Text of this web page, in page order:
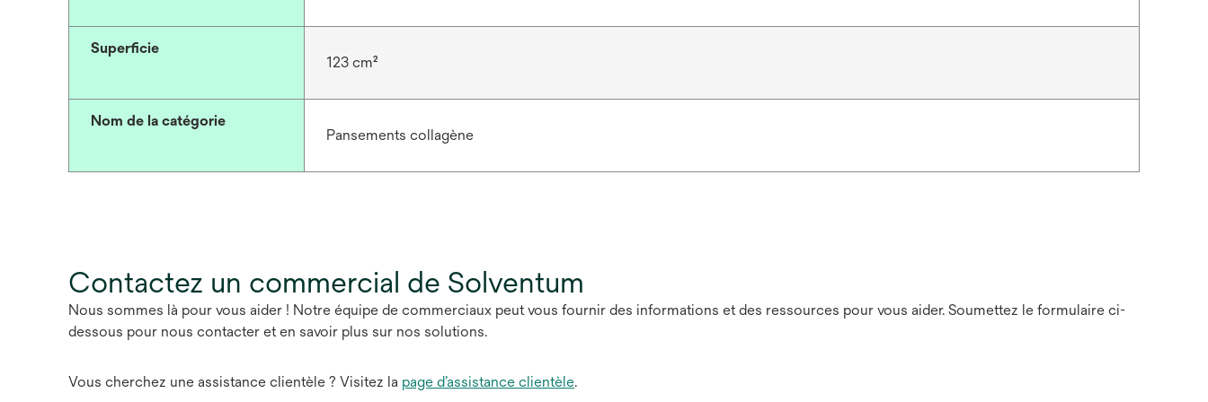
Superficie
123 cm²
Nom de la catégorie
Pansements collagène
Contactez un commercial de Solventum
Nous sommes là pour vous aider ! Notre équipe de commerciaux peut vous fournir des informations et des ressources pour vous aider. Soumettez le formulaire ci-
dessous pour nous contacter et en savoir plus sur nos solutions.
Vous cherchez une assistance clientèle ? Visitez la page d’assistance clientèle.